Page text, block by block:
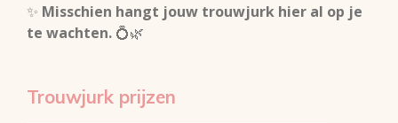
✨ Misschien hangt jouw trouwjurk hier al op je
te wachten. 💍🌿
Trouwjurk prijzen